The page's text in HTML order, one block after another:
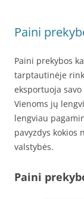
Paini
Paini prekybos
tarptautinėje
eksportuoja
Vienoms jų
lengviau
pavyzdys
valstybės.
Paini